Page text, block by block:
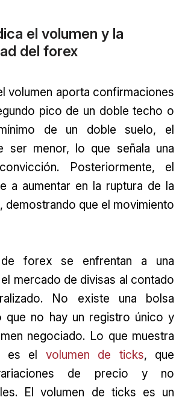
el volumen y la
del forex
volumen aporta confirmaciones
pico de un doble techo o
de un doble suelo, el
ser menor, lo que señala una
Posteriormente, el
a aumentar en la ruptura de la
demostrando que el movimiento
forex se enfrentan a una
mercado de divisas al contado
No existe una bolsa
que no hay un registro único y
negociado. Lo que muestra
es el volumen de ticks, que
de precio y no
El volumen de ticks es un